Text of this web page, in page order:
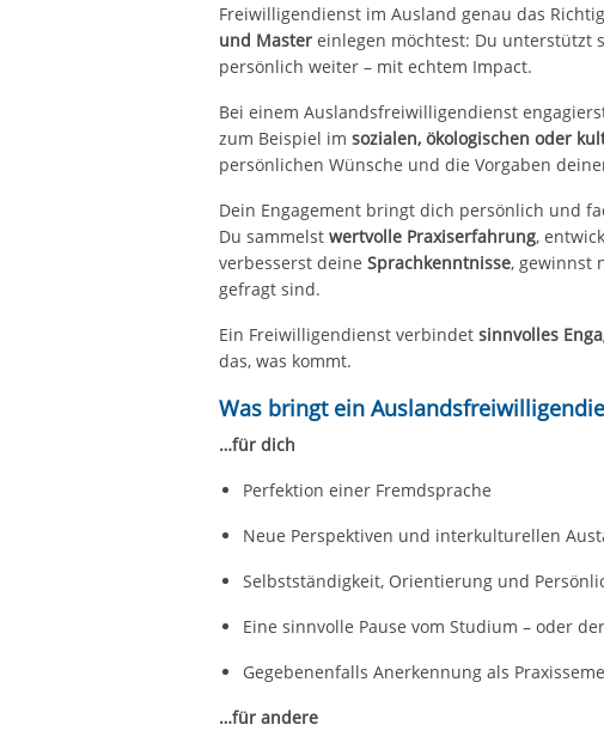
Freiwilligendienst im Ausland genau das
und Master einlegen möchtest: Du unterstützt
persönlich weiter – mit echtem Impact.
Bei einem Auslandsfreiwilligendienst
zum Beispiel im sozialen, ökologischen oder
persönlichen Wünsche und die Vorgaben
Dein Engagement bringt dich persönlich und
Du sammelst wertvolle Praxiserfahrung,
verbesserst deine Sprachkenntnisse, gewinnst
gefragt sind.
Ein Freiwilligendienst verbindet sinnvolles
das, was kommt.
Was bringt ein
…für dich
Perfektion einer Fremdsprache
Neue Perspektiven und interkulturellen
Selbstständigkeit, Orientierung und
Eine sinnvolle Pause vom Studium – oder
Gegebenenfalls Anerkennung als
…für andere